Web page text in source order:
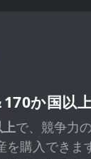
か国以
で、競争力
を購入できま